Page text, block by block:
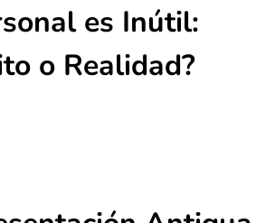
es Inútil:
o Realidad?